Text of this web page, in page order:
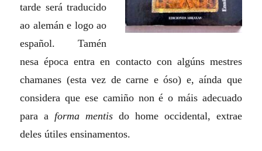
tarde será traducido
ao alemán e logo ao
español. Tamén
nesa época entra en contacto con algúns mestres
chamanes (esta vez de carne e óso) e, aínda que
considera que ese camiño non é o máis adecuado
para a formamentis do home occidental, extrae
deles útiles ensinamentos.